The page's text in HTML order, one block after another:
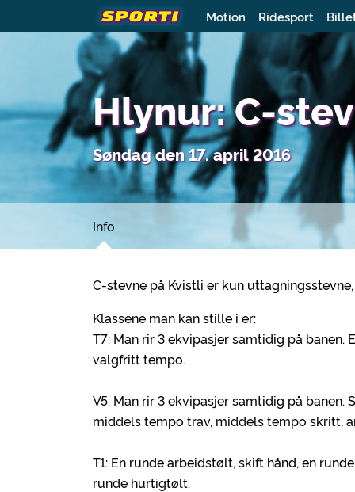
Motion Ridesport
Hlynur: C-
Søndag den 17. april 2016
Info
C-stevne på Kvistli er kun
Klassene man kan stille i er:
T7: Man rir 3 ekvipasjer samtidig på
valgfritt tempo.
V5: Man rir 3 ekvipasjer samtidig på
middels tempo trav, middels tempo skritt,
T1: En runde arbeidstølt, skift hånd, en
runde hurtigtølt.